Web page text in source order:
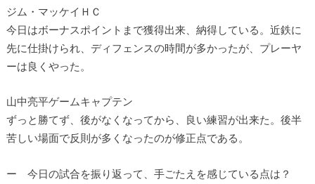
ジム・マッケイＨＣ
今日はボーナスポイントまで獲得出来、納得している。近鉄に
先に仕掛けられ、ディフェンスの時間が多かったが、プレーヤ
ーは良くやった。
山中亮平ゲームキャプテン
ずっと勝てず、後がなくなってから、良い練習が出来た。後半
苦しい場面で反則が多くなったのが修正点である。
ー 今日の試合を振り返って、手ごたえを感じている点は？